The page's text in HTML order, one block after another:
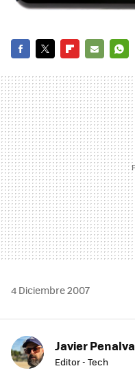
MAIL
4 Diciembre 2007
Javier Penalva
Editor - Tech